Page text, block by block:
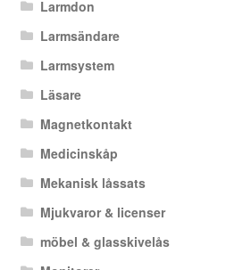
Larmdon
Larmsändare
Larmsystem
Läsare
Magnetkontakt
Medicinskåp
Mekanisk låssats
Mjukvaror & licenser
möbel & glasskivelås